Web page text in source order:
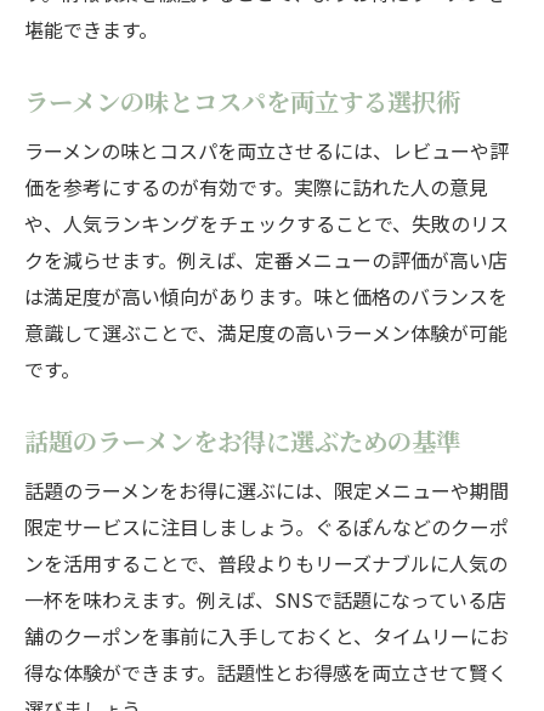
堪能できます。
ラーメンの味とコスパを両立する選択術
ラーメンの味とコスパを両立させるには、レビューや評
価を参考にするのが有効です。実際に訪れた人の意見
や、人気ランキングをチェックすることで、失敗のリス
クを減らせます。例えば、定番メニューの評価が高い店
は満足度が高い傾向があります。味と価格のバランスを
意識して選ぶことで、満足度の高いラーメン体験が可能
です。
話題のラーメンをお得に選ぶための基準
話題のラーメンをお得に選ぶには、限定メニューや期間
限定サービスに注目しましょう。ぐるぽんなどのクーポ
ンを活用することで、普段よりもリーズナブルに人気の
一杯を味わえます。例えば、SNSで話題になっている店
舗のクーポンを事前に入手しておくと、タイムリーにお
得な体験ができます。話題性とお得感を両立させて賢く